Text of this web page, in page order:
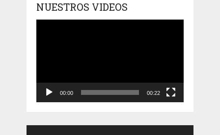
NUESTROS VIDEOS
00:00 00:22